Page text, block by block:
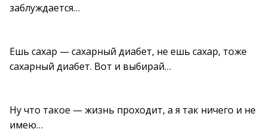
заблуждается…
Ешь сахар — сахарный диабет, не ешь сахар, тоже
сахарный диабет. Вот и выбирай…
Ну что такое — жизнь проходит, а я так ничего и не
имею…